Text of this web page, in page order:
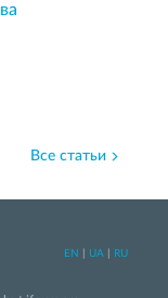
Все статьи
EN UA| RU